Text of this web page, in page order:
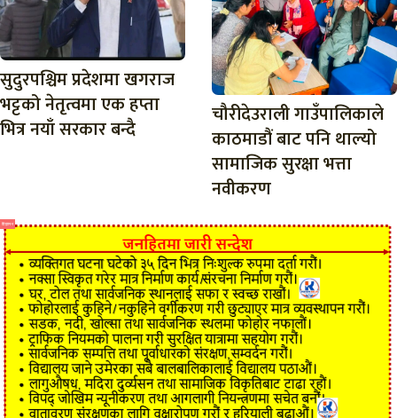
सुदुरपश्चिम प्रदेशमा खगराज
भट्टको नेतृत्वमा एक हप्ता
भित्र नयाँ सरकार बन्दै
चौरीदेउराली गाउँपालिकाले
काठमाडौं बाट पनि थाल्यो
सामाजिक सुरक्षा भत्ता
नवीकरण
विज्ञापन